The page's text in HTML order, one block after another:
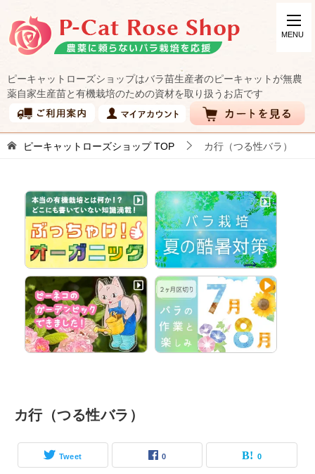
ピーキャットローズショップはバラ苗生産者のピーキャットが無農
薬自家生産苗と有機栽培のための資材を取り扱うお店です
ピーキャットローズショップTOP カ行（つる性バラ）
カ行（つる性バラ）
Tweet 0 0